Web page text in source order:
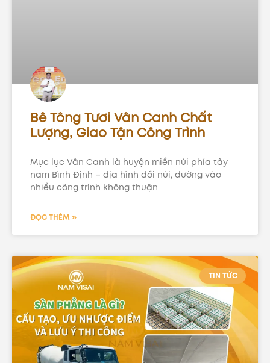
Bê Tông Tươi Vân Canh Chất
Lượng, Giao Tận Công Trình
Mục lục Vân Canh là huyện miền núi phía tây
nam Bình Định – địa hình đồi núi, đường vào
nhiều công trình không thuận
ĐỌC THÊM »
TIN TỨC